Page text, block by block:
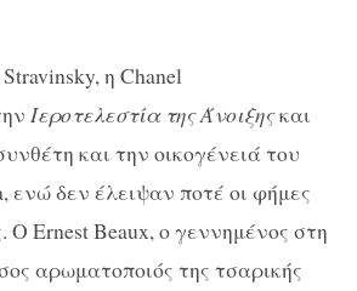
η Chanel
Ιεροτελεστία της Άνοιξηςκαι
και την οικογένειά του
ενώ δεν έλειψαν ποτέ οι φήμες
Ο Ernest Beaux, ο γεννημένος στη
αρωματοποιός της τσαρικής